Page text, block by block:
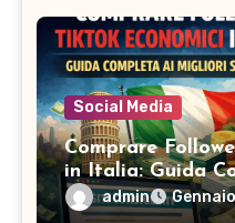
Social Media
Comprare
in Italia: Guida
Siti (2026)
admin